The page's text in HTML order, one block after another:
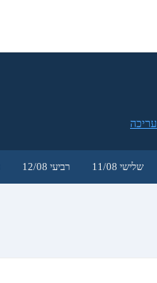
עריכה
שלישי 11/08 רביעי 12/08